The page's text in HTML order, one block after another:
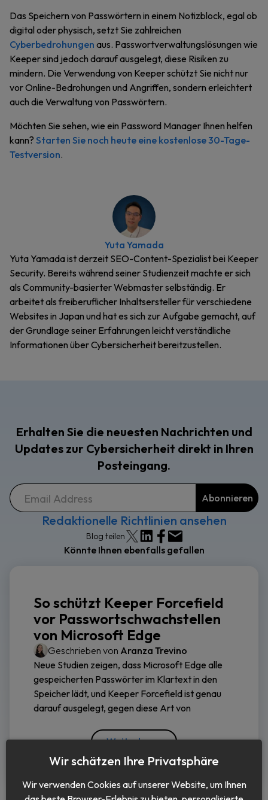
Das Speichern von Passwörtern in einem Notizblock, egal ob
digital oder physisch, setzt Sie zahlreichen
Cyberbedrohungen aus. Passwortverwaltungslösungen wie
Keeper sind jedoch darauf ausgelegt, diese Risiken zu
mindern. Die Verwendung von Keeper schützt Sie nicht nur
vor Online-Bedrohungen und Angriffen, sondern erleichtert
auch die Verwaltung von Passwörtern.
Möchten Sie sehen, wie ein Password Manager Ihnen helfen
kann? Starten Sie noch heute eine kostenlose 30-Tage-
Testversion.
Yuta Yamada
Yuta Yamada ist derzeit SEO-Content-Spezialist bei Keeper
Security. Bereits während seiner Studienzeit machte er sich
als Community-basierter Webmaster selbständig. Er
arbeitet als freiberuflicher Inhaltsersteller für verschiedene
Websites in Japan und hat es sich zur Aufgabe gemacht, auf
der Grundlage seiner Erfahrungen leicht verständliche
Informationen über Cybersicherheit bereitzustellen.
Erhalten Sie die neuesten Nachrichten und
Updates zur Cybersicherheit direkt in Ihren
Posteingang.
Redaktionelle Richtlinien ansehen
Blog teilen
Könnte Ihnen ebenfalls gefallen
So schützt Keeper Forcefield
vor Passwortschwachstellen
von Microsoft Edge
Geschrieben von Aranza Trevino
Neue Studien zeigen, dass Microsoft Edge alle
gespeicherten Passwörter im Klartext in den
Speicher lädt, und Keeper Forcefield ist genau
darauf ausgelegt, gegen diese Art von
Weiterlesen
Wir schätzen Ihre Privatsphäre
Wir verwenden Cookies auf unserer Website, um Ihnen